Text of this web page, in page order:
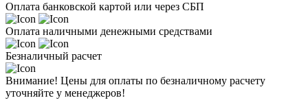
Оплата банковской картой или через СБП
Оплата наличными денежными средствами
Безналичный расчет
Внимание! Цены для оплаты по безналичному расчету
уточняйте у менеджеров!